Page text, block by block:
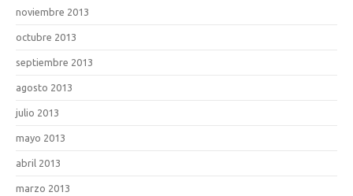
noviembre 2013
octubre 2013
septiembre 2013
agosto 2013
julio 2013
mayo 2013
abril 2013
marzo 2013